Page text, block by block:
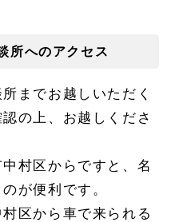
所へのアクセス
までお越しいただく
の上、お越しくださ
村区からですと、名
が便利です。
区から車で来られる